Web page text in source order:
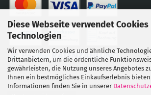
Diese Webseite verwendet
Technologien
Wir verwenden Cookies und ähnliche
Drittanbietern, um die ordentliche
gewährleisten, die Nutzung unseres Angebotes
Ihnen ein bestmögliches Einkaufserlebnis
Informationen finden Sie in unserer